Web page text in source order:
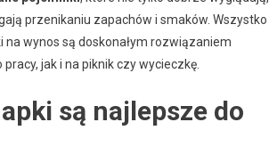
przenikaniu zapachów i smaków. Wszystko
na wynos są doskonałym rozwiązaniem
jak i na piknik czy wycieczkę.
są najlepsze do